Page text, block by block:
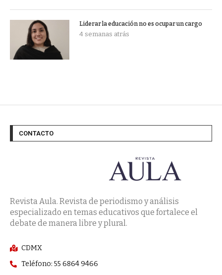
Liderar la educación no es ocupar un cargo
4 semanas atrás
CONTACTO
Revista Aula. Revista de periodismo y análisis
especializado en temas educativos que fortalece el
debate de manera libre y plural.
CDMX
Teléfono: 55 6864 9466